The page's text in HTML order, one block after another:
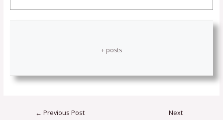
+ posts
← Previous Post
Next